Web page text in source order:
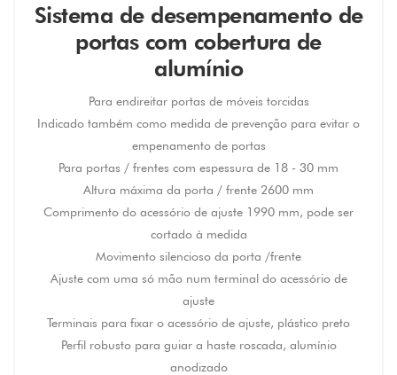
Sistema de desempenamento de
portas com cobertura de
alumínio
Para endireitar portas de móveis torcidas
Indicado também como medida de prevenção para evitar o
empenamento de portas
Para portas / frentes com espessura de 18 - 30 mm
Altura máxima da porta / frente 2600 mm
Comprimento do acessório de ajuste 1990 mm, pode ser
cortado à medida
Movimento silencioso da porta /frente
Ajuste com uma só mão num terminal do acessório de
ajuste
Terminais para fixar o acessório de ajuste, plástico preto
Perfil robusto para guiar a haste roscada, alumínio
anodizado